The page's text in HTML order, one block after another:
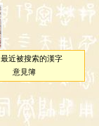
最近被搜索的漢字
意見簿